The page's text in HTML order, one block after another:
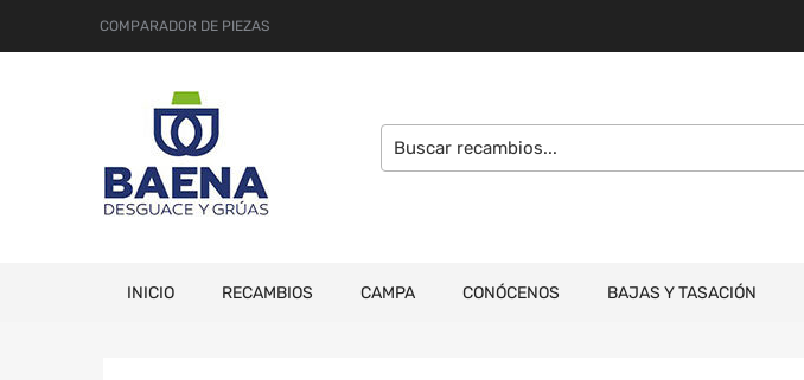
COMPARADOR DE PIEZAS
INICIO RECAMBIOS CAMPA CONÓCENOS BAJAS Y TASACIÓN